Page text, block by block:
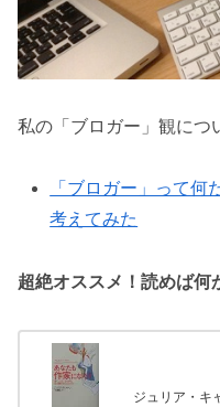
私の「ブロガー」観につ
「ブロガー」って何
考えてみた
超絶オススメ！読めば何
ジュリア・キ